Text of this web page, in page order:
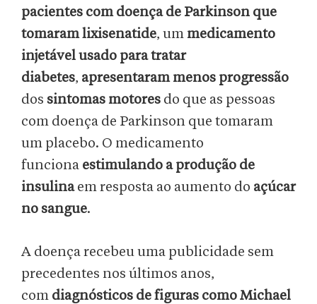
pacientes com doença de Parkinson que
tomaram lixisenatide, um medicamento
injetável usado para tratar
diabetes, apresentaram menos progressão
dos sintomas motores do que as pessoas
com doença de Parkinson que tomaram
um placebo. O medicamento
funciona estimulando a produção de
insulinaem resposta ao aumento do açúcar
no sangue.
A doença recebeu uma publicidade sem
precedentes nos últimos anos,
com diagnósticos de figuras como Michael